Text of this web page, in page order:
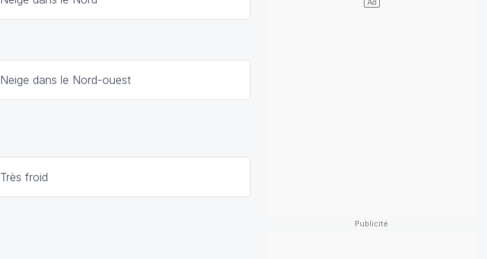
Neige dans le Nord-ouest
Très froid